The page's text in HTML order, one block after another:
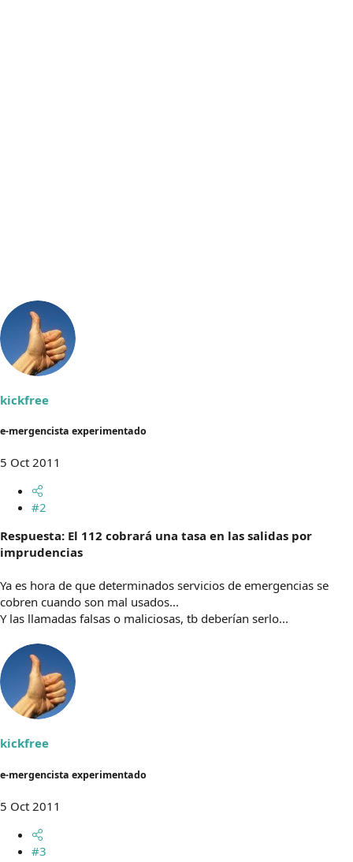
kickfree
e-mergencista experimentado
5 Oct 2011
#2
Respuesta: El 112 cobrará una tasa en las salidas por
imprudencias
Ya es hora de que determinados servicios de emergencias se
cobren cuando son mal usados...
Y las llamadas falsas o maliciosas, tb deberían serlo...
kickfree
e-mergencista experimentado
5 Oct 2011
#3